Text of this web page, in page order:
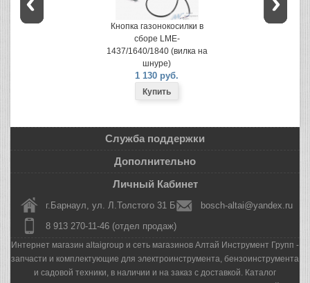
Кнопка газонокосилки в
сборе LME-
1437/1640/1840 (вилка на
шнуре)
1 130 руб.
Служба поддержки
Дополнительно
Личный Кабинет
г.Барнаул, ул. Л.Толстого 31 Б
bosch-altai@yandex.ru
8 913 270-11-46 (отдел продаж)
Интернет магазин altaigroup и сеть магазинов Алтай Инструмент Групп -
запчасти и комплектующие для электроинструмента, бензоинструмента
и садовой техники, в наличии и на заказ с доставкой. Каталог